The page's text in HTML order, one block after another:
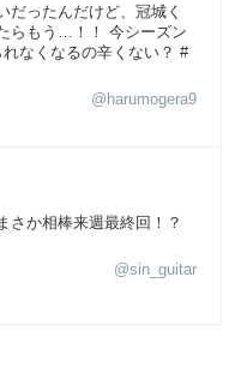
だったんだけど、冠城く
らもう…！！ 今シーズン
なくなるの辛くない？ #
@harumogera9
さか相棒来週最終回！？
@sin_guitar